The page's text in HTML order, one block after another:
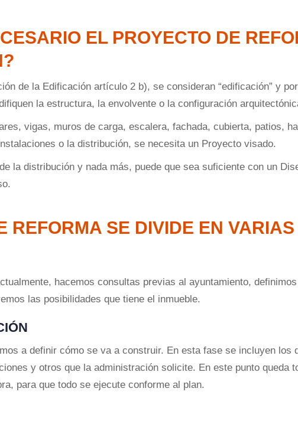
EL PROYECTO DE
de la Edificación artículo 2 b), se consideran “edificación” y
la estructura, la envolvente o la configuración
vigas, muros de carga, escalera, fachada, cubierta, patios,
o la distribución, se necesita un Proyecto visado.
la distribución y nada más, puede que sea suficiente con un
REFORMA SE DIVIDE EN
hacemos consultas previas al ayuntamiento,
las posibilidades que tiene el inmueble.
a definir cómo se va a construir. En esta fase se incluyen los
y otros que la administración solicite. En este punto queda
para que todo se ejecute conforme al plan.